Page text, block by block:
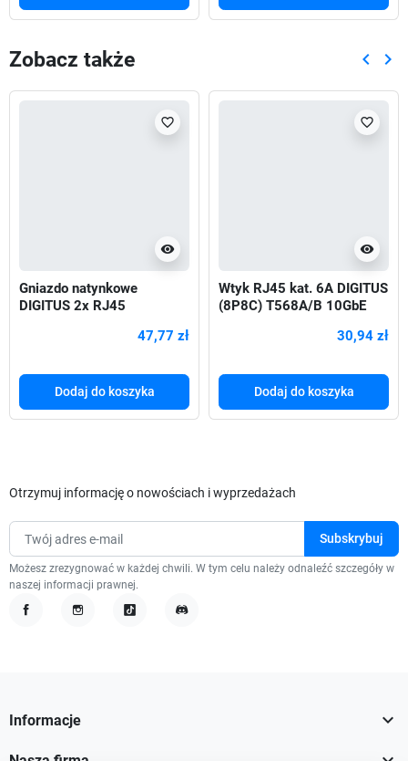
Zobacz także keyboard_arrow_left keyboard_arrow_right
visibility
favorite_border
Gniazdo natynkowe
DIGITUS 2x RJ45
47,77 zł
Dodaj do koszyka
visibility
favorite_border
Wtyk RJ45 kat. 6A DIGITUS
(8P8C) T568A/B 10GbE
30,94 zł
Dodaj do koszyka
Otrzymuj informację o nowościach i wyprzedażach
Możesz zrezygnować w każdej chwili. W tym celu należy odnaleźć szczegóły w
naszej informacji prawnej.
Informacje 